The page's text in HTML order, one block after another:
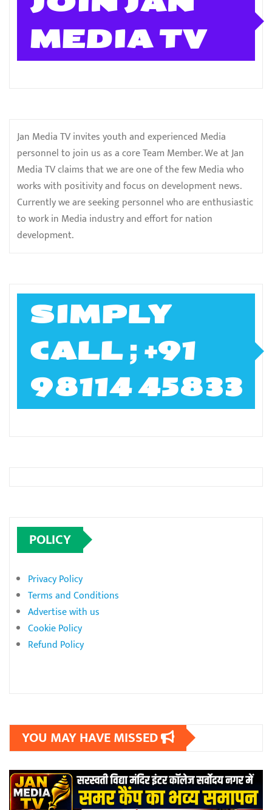
MEDIA TV
Jan Media TV invites youth and experienced Media
personnel to join us as a core Team Member. We at Jan
Media TV claims that we are one of the few Media who
works with positivity and focus on development news.
Currently we are seeking personnel who are enthusiastic
to work in Media industry and effort for nation
development.
SIMPLY
CALL ; +91
98114 45833
POLICY
Privacy Policy
Terms and Conditions
Advertise with us
Cookie Policy
Refund Policy
YOU MAY HAVE MISSED